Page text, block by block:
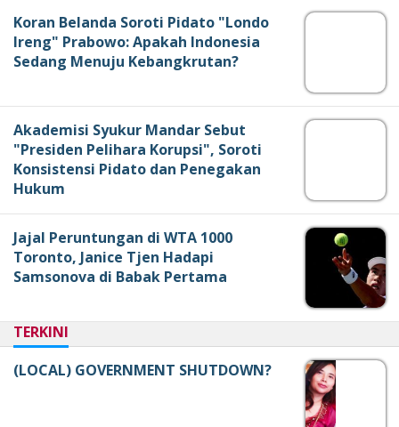
Koran Belanda Soroti Pidato "Londo
Ireng" Prabowo: Apakah Indonesia
Sedang Menuju Kebangkrutan?
Akademisi Syukur Mandar Sebut
"Presiden Pelihara Korupsi", Soroti
Konsistensi Pidato dan Penegakan
Hukum
Jajal Peruntungan di WTA 1000
Toronto, Janice Tjen Hadapi
Samsonova di Babak Pertama
TERKINI
(LOCAL) GOVERNMENT SHUTDOWN?